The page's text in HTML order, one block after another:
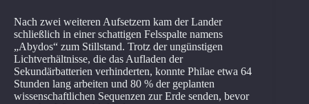
Nach zwei weiteren Aufsetzern kam der Lander
schließlich in einer schattigen Felsspalte namens
„Abydos“ zum Stillstand. Trotz der ungünstigen
Lichtverhältnisse, die das Aufladen der
Sekundärbatterien verhinderten, konnte Philae etwa 64
Stunden lang arbeiten und 80 % der geplanten
wissenschaftlichen Sequenzen zur Erde senden, bevor